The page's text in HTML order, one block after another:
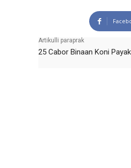
Artikulli paraprak
25 Cabor Binaan Koni